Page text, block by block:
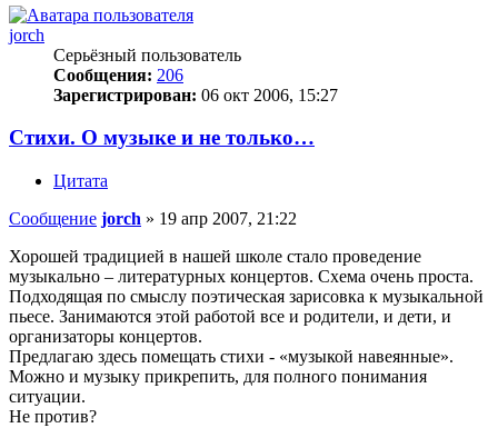
jorch
Серьёзный пользователь
Сообщения: 206
Зарегистрирован: 06 окт 2006, 15:27
Стихи. О музыке и не только…
Цитата
Сообщение jorch » 19 апр 2007, 21:22
Хорошей традицией в нашей школе стало проведение
музыкально – литературных концертов. Схема очень проста.
Подходящая по смыслу поэтическая зарисовка к музыкальной
пьесе. Занимаются этой работой все и родители, и дети, и
организаторы концертов.
Предлагаю здесь помещать стихи - «музыкой навеянные».
Можно и музыку прикрепить, для полного понимания
ситуации.
Не против?